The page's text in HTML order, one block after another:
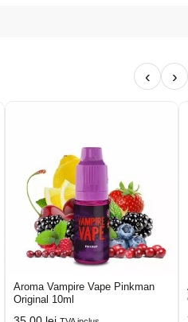
‹ ›
Aroma Vampire Vape Pinkman
Original 10ml